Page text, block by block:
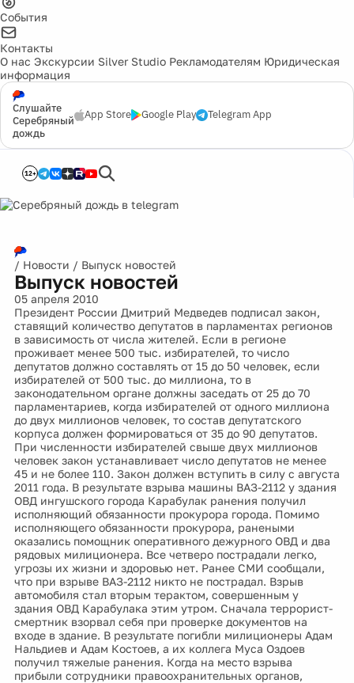
События
Контакты
О нас Экскурсии Silver Studio Рекламодателям Юридическая
информация
Слушайте
Серебряный
дождь
App Store Google Play Telegram App
12+
/ Новости / Выпуск новостей
Выпуск новостей
05 апреля 2010
Президент России Дмитрий Медведев подписал закон,
ставящий количество депутатов в парламентах регионов
в зависимость от числа жителей. Если в регионе
проживает менее 500 тыс. избирателей, то число
депутатов должно составлять от 15 до 50 человек, если
избирателей от 500 тыс. до миллиона, то в
законодательном органе должны заседать от 25 до 70
парламентариев, когда избирателей от одного миллиона
до двух миллионов человек, то состав депутатского
корпуса должен формироваться от 35 до 90 депутатов.
При численности избирателей свыше двух миллионов
человек закон устанавливает число депутатов не менее
45 и не более 110. Закон должен вступить в силу с августа
2011 года. В результате взрыва машины ВАЗ-2112 у здания
ОВД ингушского города Карабулак ранения получил
исполняющий обязанности прокурора города. Помимо
исполняющего обязанности прокурора, ранеными
оказались помощник оперативного дежурного ОВД и два
рядовых милиционера. Все четверо пострадали легко,
угрозы их жизни и здоровью нет. Ранее СМИ сообщали,
что при взрыве ВАЗ-2112 никто не пострадал. Взрыв
автомобиля стал вторым терактом, совершенным у
здания ОВД Карабулака этим утром. Сначала террорист-
смертник взорвал себя при проверке документов на
входе в здание. В результате погибли милиционеры Адам
Нальдиев и Адам Костоев, а их коллега Муса Оздоев
получил тяжелые ранения. Когда на место взрыва
прибыли сотрудники правоохранительных органов,